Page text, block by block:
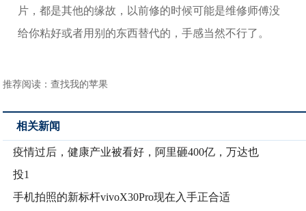
片，都是其他的缘故，以前修的时候可能是维修师傅没
给你粘好或者用别的东西替代的，手感当然不行了。
推荐阅读：查找我的苹果
相关新闻
疫情过后，健康产业被看好，阿里砸400亿，万达也
投1
手机拍照的新标杆vivoX30Pro现在入手正合适